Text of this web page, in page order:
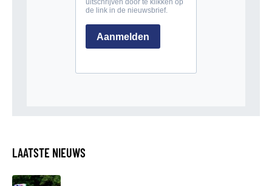
LAATSTE NIEUWS